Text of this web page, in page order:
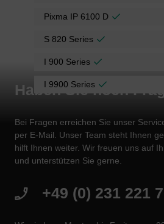
Pixma IP 6100 D
S 820 Series
I 900 Series
I 9900 Series
Haben Sie noch
Bei Fragen erreichen Sie unser
per E-Mail. Unser Team steht Ihnen
hilft Ihnen weiter. Wir freuen uns auf
und unterstützen Sie gerne.
+49 (0) 231 221